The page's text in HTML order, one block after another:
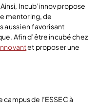
Incub’innov propose
mentoring, de
aussi en favorisant
Afin d’être incubé chez
et proposer une
de l’ESSEC à